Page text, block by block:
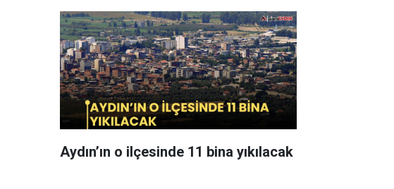
Aydın’ın o ilçesinde 11 bina yıkılacak